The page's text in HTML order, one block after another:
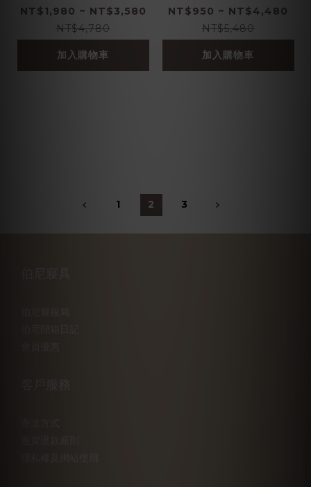
萊賽爾纖維
NT$1,980 ~ NT$3,580
NT$4,780
加入購物車
00%萊賽爾纖維
NT$950 ~ NT$4,480
NT$5,480
加入購物車
1 2 3